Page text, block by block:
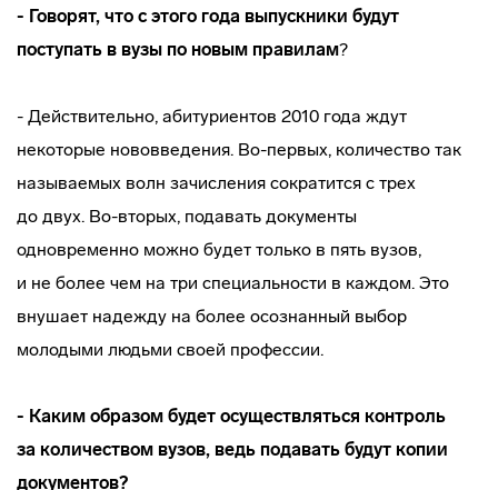
- Говорят, что с этого года выпускники будут
поступать в вузы по новым правилам?
- Действительно, абитуриентов 2010 года ждут
некоторые нововведения. Во-первых, количество так
называемых волн зачисления сократится с трех
до двух. Во-вторых, подавать документы
одновременно можно будет только в пять вузов,
и не более чем на три специальности в каждом. Это
внушает надежду на более осознанный выбор
молодыми людьми своей профессии.
- Каким образом будет осуществляться контроль
за количеством вузов, ведь подавать будут копии
документов?